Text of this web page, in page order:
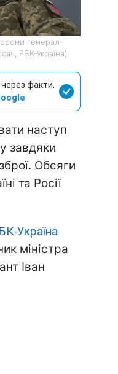
генерал-
РБК-Україна)
через факти,
наступ
завдяки
Обсяги
та Росії
Україна
міністра
Іван